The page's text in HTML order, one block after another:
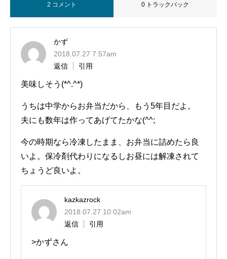
2 コメント 0 トラックバック
かず
2018.07.27 7:57am
返信
引用
美味しそう(*^.^*)
うちは中学からお弁当だから、もう5年目だよ。
夫にも数年は作ってあげてたかな(^^;
今の時期なら冷凍したまま、お弁当に詰めたら良
いよ。保冷剤代わりになるしお昼には解凍されて
ちょうど良いよ。
kazkazrock
2018.07.27 10:02am
返信
引用
>かずさん